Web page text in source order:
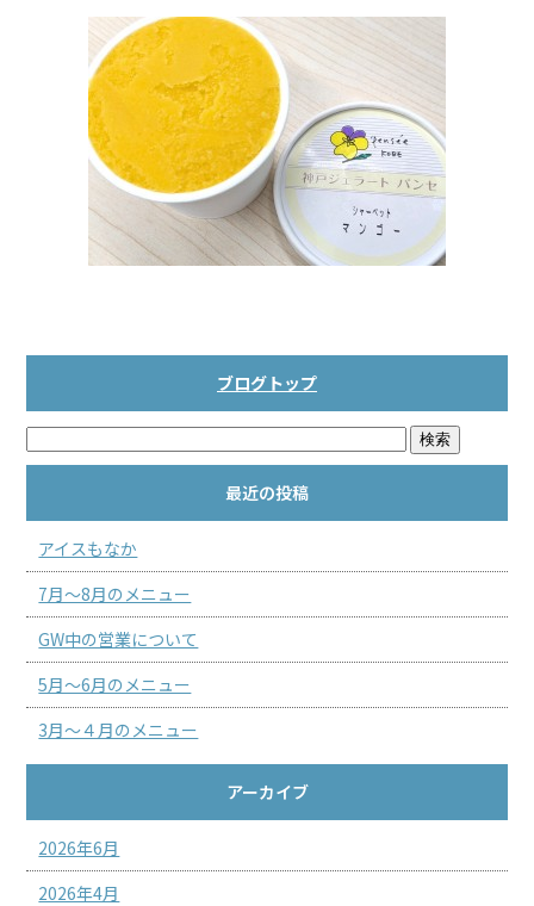
b
o
o
k
ブログトップ
最近の投稿
アイスもなか
7月～8月のメニュー
GW中の営業について
5月～6月のメニュー
3月～４月のメニュー
アーカイブ
2026年6月
2026年4月